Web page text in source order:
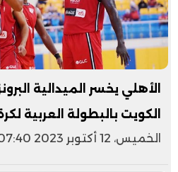
الأهلي يخسر الميدالية
الكويت بالبطولة العربية
الخميس، 12 أكتوبر 2023 07:40 م